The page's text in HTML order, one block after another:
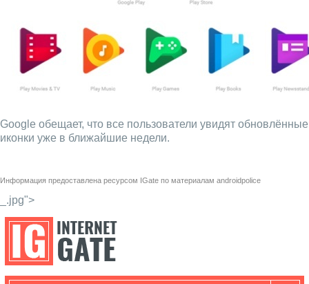
Google обещает, что все пользователи увидят обновлённые
иконки уже в ближайшие недели.
Информация предоставлена ресурсом IGate по материалам androidpolice
_.jpg">